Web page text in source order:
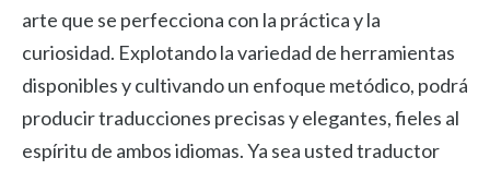
arte que se perfecciona con la práctica y la
curiosidad. Explotando la variedad de herramientas
disponibles y cultivando un enfoque metódico, podrá
producir traducciones precisas y elegantes, fieles al
espíritu de ambos idiomas. Ya sea usted traductor